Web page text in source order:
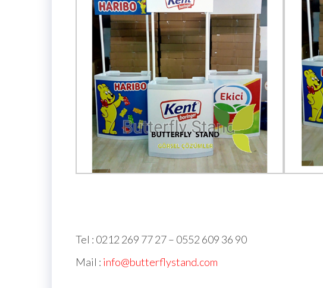
Tel : 0212 269 77 27 – 0552 609 36 90
Mail : info@butterflystand.com